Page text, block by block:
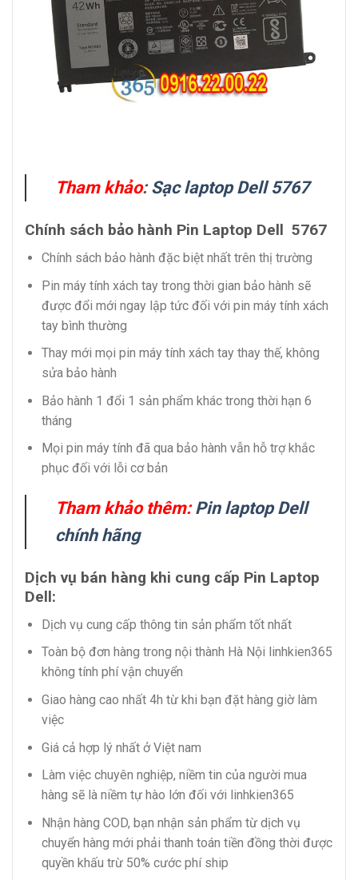
Tham khảo:Sạc laptop Dell 5767
Chính sách bảo hành Pin Laptop Dell 5767
Chính sách bảo hành đặc biệt nhất trên thị trường
Pin máy tính xách tay trong thời gian bảo hành sẽ
được đổi mới ngay lập tức đối với pin máy tính xách
tay bình thường
Thay mới mọi pin máy tính xách tay thay thế, không
sửa bảo hành
Bảo hành 1 đổi 1 sản phẩm khác trong thời hạn 6
tháng
Mọi pin máy tính đã qua bảo hành vẫn hỗ trợ khắc
phục đối với lỗi cơ bản
Tham khảo thêm: Pin laptop Dell
chính hãng
Dịch vụ bán hàng khi cung cấp Pin Laptop
Dell:
Dịch vụ cung cấp thông tin sản phẩm tốt nhất
Toàn bộ đơn hàng trong nội thành Hà Nội linhkien365
không tính phí vận chuyển
Giao hàng cao nhất 4h từ khi bạn đặt hàng giờ làm
việc
Giá cả hợp lý nhất ở Việt nam
Làm việc chuyên nghiệp, niềm tin của người mua
hàng sẽ là niềm tự hào lớn đối với linhkien365
Nhận hàng COD, bạn nhận sản phẩm từ dịch vụ
chuyển hàng mới phải thanh toán tiền đồng thời được
quyền khấu trừ 50% cước phí ship